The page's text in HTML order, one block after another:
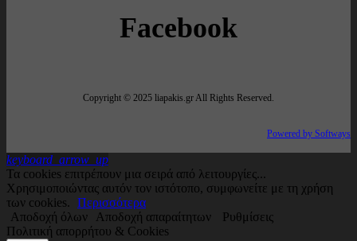
Facebook
Copyright © 2025 liapakis.gr All Rights Reserved.
Powered by Softways
keyboard_arrow_up
Τα cookies επιτρέπουν μια σειρά από λειτουργίες...
Χρησιμοποιώντας αυτόν τον ιστότοπο, συμφωνείτε με τη χρήση
των cookies. Περισσότερα
Αποδοχή όλων
Αποδοχή απαραίτητων
Ρυθμίσεις
Πολιτική απορρήτου & Cookies